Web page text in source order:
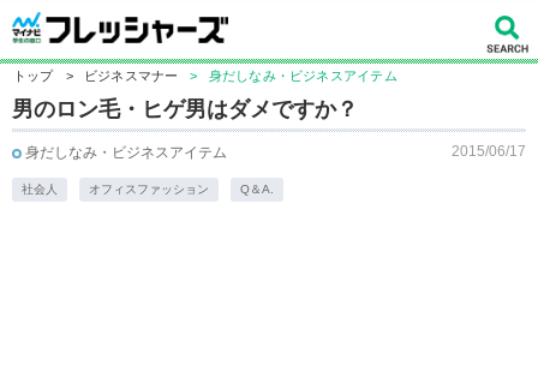
トップ > ビジネスマナー > 身だしなみ・ビジネスアイテム
男のロン毛・ヒゲ男はダメですか？
身だしなみ・ビジネスアイテム 2015/06/17
社会人 オフィスファッション Q＆A.